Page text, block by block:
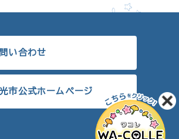
い合わせ
市公式ホームページ